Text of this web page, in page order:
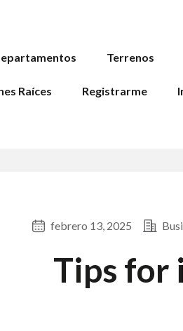
Terrenos
Raíces Registrarme
febrero 13, 2025
Tips for